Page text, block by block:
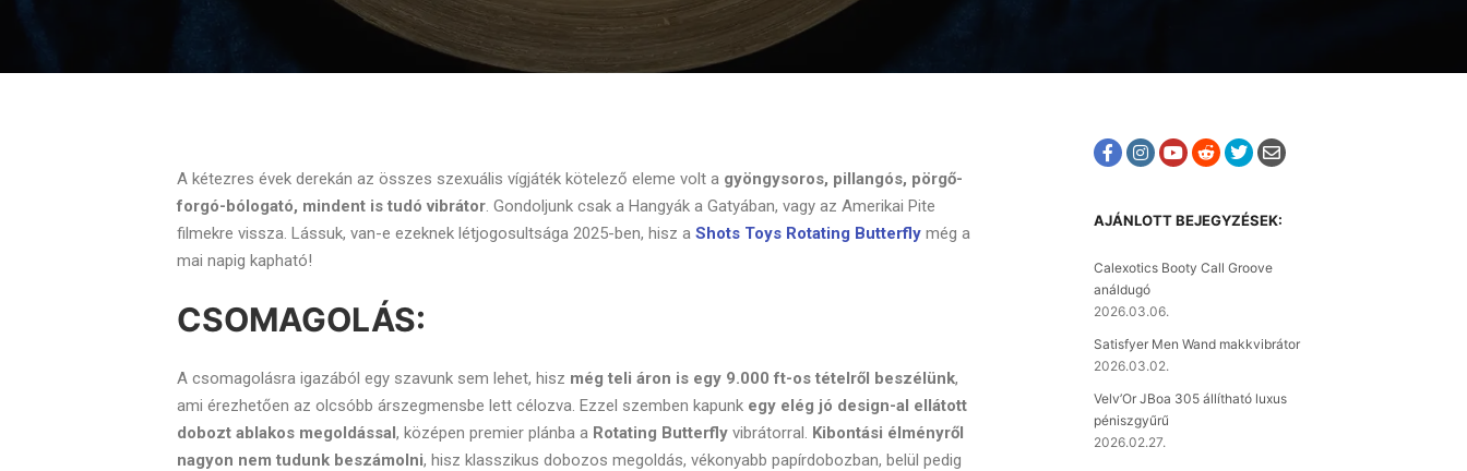
A kétezres évek derekán az összes szexuális vígjáték kötelező eleme volt a gyöngysoros, pillangós, pörgő-
forgó-bólogató, mindent is tudó vibrátor. Gondoljunk csak a Hangyák a Gatyában, vagy az Amerikai Pite
filmekre vissza. Lássuk, van-e ezeknek létjogosultsága 2025-ben, hisz a Shots Toys Rotating Butterfly még a
mai napig kapható!
CSOMAGOLÁS:
A csomagolásra igazából egy szavunk sem lehet, hisz még teli áron is egy 9.000 ft-os tételről beszélünk,
ami érezhetően az olcsóbb árszegmensbe lett célozva. Ezzel szemben kapunk egy elég jó design-al ellátott
dobozt ablakos megoldással, középen premier plánba a Rotating Butterfly vibrátorral. Kibontási élményről
nagyon nem tudunk beszámolni, hisz klasszikus dobozos megoldás, vékonyabb papírdobozban, belül pedig
AJÁNLOTT BEJEGYZÉSEK:
Calexotics Booty Call Groove
análdugó
2026.03.06.
Satisfyer Men Wand makkvibrátor
2026.03.02.
Velv’Or JBoa 305 állítható luxus
péniszgyűrű
2026.02.27.